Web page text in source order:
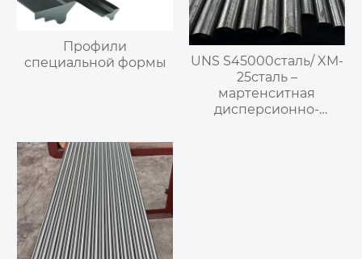
Профили
специальной формы
UNS S45000сталь/ XM-
25сталь –
мартенситная
дисперсионно-